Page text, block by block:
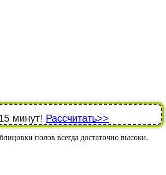
минут! Рассчитать>>
полов всегда достаточно высоки.